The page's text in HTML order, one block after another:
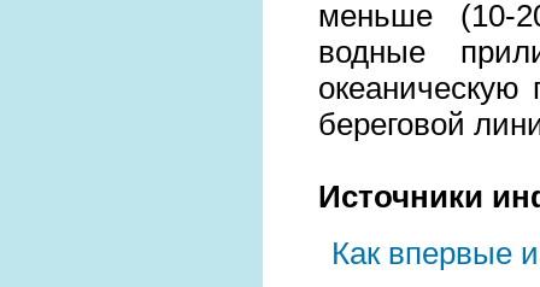
меньше (10-
водные
береговой
Источники
Как впервые